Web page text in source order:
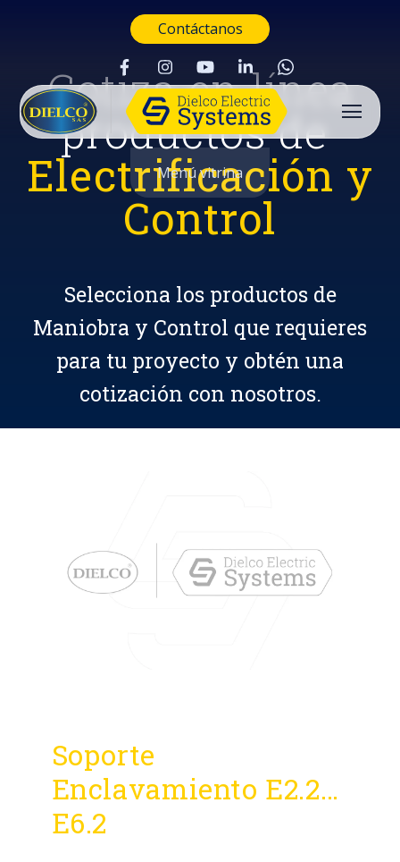
Contáctanos
Menú vitrina
Cotiza en línea
productos de
Electrificación y
Control
Selecciona los productos de
Maniobra y Control que requieres
para tu proyecto y obtén una
cotización con nosotros.
Soporte
Enclavamiento E2.2…
E6.2